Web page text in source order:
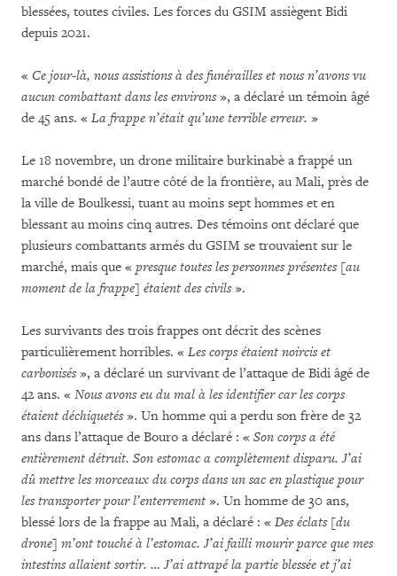
blessées, toutes civiles. Les forces du GSIM assiègent Bidi
depuis 2021.
« Ce jour-là, nous assistions à des funérailles et nous n’avons vu
aucun combattant dans les environs», a déclaré un témoin âgé
de 45 ans. « La frappe n’était qu’une terrible erreur. »
Le 18 novembre, un drone militaire burkinabè a frappé un
marché bondé de l’autre côté de la frontière, au Mali, près de
la ville de Boulkessi, tuant au moins sept hommes et en
blessant au moins cinq autres. Des témoins ont déclaré que
plusieurs combattants armés du GSIM se trouvaient sur le
marché, mais que « presque toutes les personnes présentes [au
moment de la frappe] étaient des civils».
Les survivants des trois frappes ont décrit des scènes
particulièrement horribles. « Les corps étaient noircis et
carbonisés», a déclaré un survivant de l’attaque de Bidi âgé de
42 ans. « Nous avons eu du mal à les identifier car les corps
étaient déchiquetés». Un homme qui a perdu son frère de 32
ans dans l’attaque de Bouro a déclaré : « Son corps a été
entièrement détruit. Son estomac a complètement disparu. J’ai
dû mettre les morceaux du corps dans un sac en plastique pour
les transporter pour l’enterrement ». Un homme de 30 ans,
blessé lors de la frappe au Mali, a déclaré : « Des éclats [du
drone] m’ont touché à l’estomac. J’ai failli mourir parce que mes
intestins allaient sortir. … J’ai attrapé la partie blessée et j’ai